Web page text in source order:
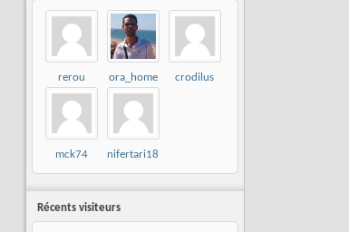
rerou ora_home crodilus
mck74 nifertari18
Récents visiteurs